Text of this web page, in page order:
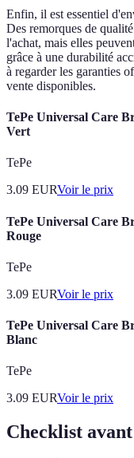
Enfin, il est essentiel
Des remorques de
l'achat, mais elles
grâce à une durabilité
à regarder les garanties
vente disponibles.
TePe Universal Care
Vert
TePe
3.09 EURVoir le prix
TePe Universal Care
Rouge
TePe
3.09 EURVoir le prix
TePe Universal Care
Blanc
TePe
3.09 EURVoir le prix
Checklist